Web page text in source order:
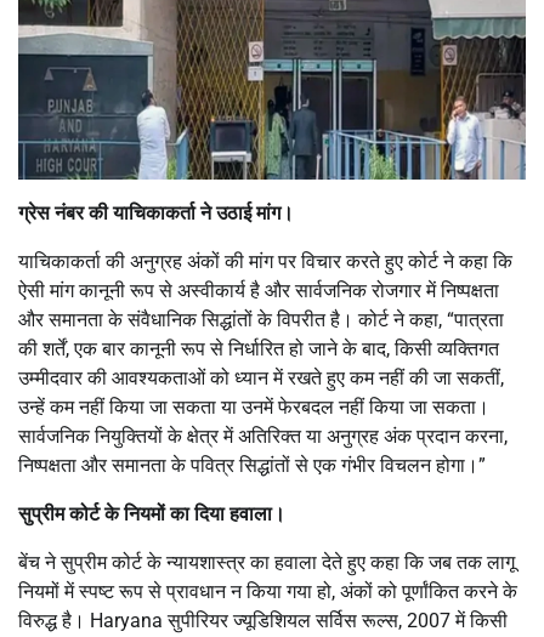
ग्रेस नंबर की याचिकाकर्ता ने उठाई मांग।
याचिकाकर्ता की अनुग्रह अंकों की मांग पर विचार करते हुए कोर्ट ने कहा कि
ऐसी मांग कानूनी रूप से अस्वीकार्य है और सार्वजनिक रोजगार में निष्पक्षता
और समानता के संवैधानिक सिद्धांतों के विपरीत है। कोर्ट ने कहा, “पात्रता
की शर्तें, एक बार कानूनी रूप से निर्धारित हो जाने के बाद, किसी व्यक्तिगत
उम्मीदवार की आवश्यकताओं को ध्यान में रखते हुए कम नहीं की जा सकतीं,
उन्हें कम नहीं किया जा सकता या उनमें फेरबदल नहीं किया जा सकता।
सार्वजनिक नियुक्तियों के क्षेत्र में अतिरिक्त या अनुग्रह अंक प्रदान करना,
निष्पक्षता और समानता के पवित्र सिद्धांतों से एक गंभीर विचलन होगा।”
सुप्रीम कोर्ट के नियमों का दिया हवाला।
बेंच ने सुप्रीम कोर्ट के न्यायशास्त्र का हवाला देते हुए कहा कि जब तक लागू
नियमों में स्पष्ट रूप से प्रावधान न किया गया हो, अंकों को पूर्णांकित करने के
विरुद्ध है। Haryana सुपीरियर ज्यूडिशियल सर्विस रूल्स, 2007 में किसी